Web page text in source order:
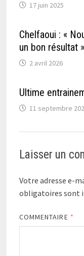
17 juin 2025
Chelfaoui : «
un bon résultat »
2 avril 2026
Ultime
11 septembre
Laisser un
Votre adresse e-
obligatoires sont
COMMENTAIRE *